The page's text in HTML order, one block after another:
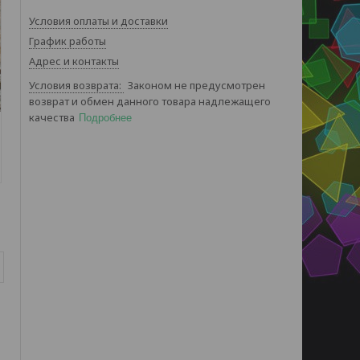
Условия оплаты и доставки
График работы
Адрес и контакты
Законом не предусмотрен
возврат и обмен данного товара надлежащего
качества Подробнее